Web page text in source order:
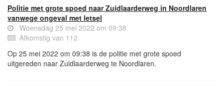
Politie met grote spoed naar Zuidlaarderweg in Noordlaren
vanwege ongeval met letsel
Woensdag 25 mei 2022 om 09:38
Afkomstig van 112
Op 25 mei 2022 om 09:38 is de politie met grote spoed
uitgereden naar Zuidlaarderweg te Noordlaren.